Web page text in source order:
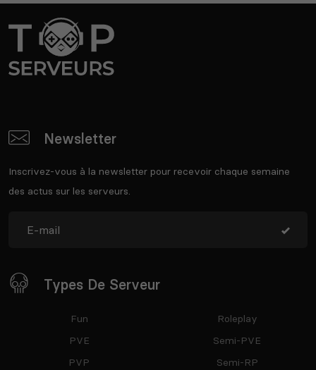
Newsletter
Inscrivez-vous à la newsletter pour recevoir chaque semaine
des actus sur les serveurs.
Types De Serveur
Fun
PVE
PVP
Roleplay
Semi-PVE
Semi-RP